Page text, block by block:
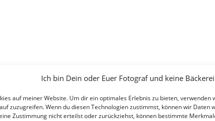
Ich bin Dein oder Euer Fotograf und keine
auf meiner Website. Um dir ein optimales Erlebnis zu bieten,
zuzugreifen. Wenn du diesen Technologien zustimmst, können wir Daten
Zustimmung nicht erteilst oder zurückziehst, können bestimmte